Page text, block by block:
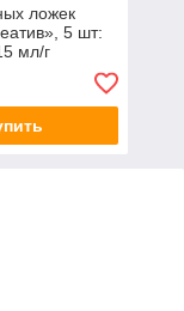
ложек
5 шт:
мл/г